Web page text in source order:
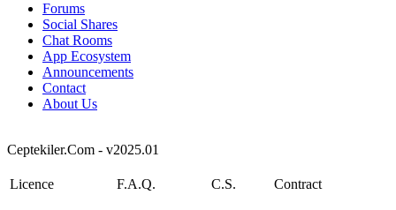
Forums
Social Shares
Chat Rooms
App Ecosystem
Announcements
Contact
About Us
Ceptekiler.Com - v2025.01
Licence F.A.Q. C.S. Contract